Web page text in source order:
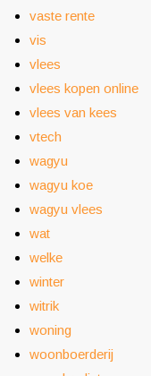
vaste rente
vis
vlees
vlees kopen online
vlees van kees
vtech
wagyu
wagyu koe
wagyu vlees
wat
welke
winter
witrik
woning
woonboerderij